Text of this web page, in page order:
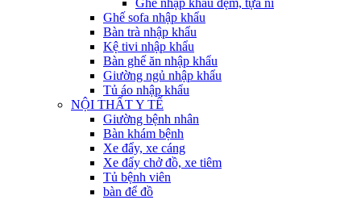
Ghế nhập khẩu đệm, tựa nỉ
Ghế sofa nhập khẩu
Bàn trà nhập khẩu
Kệ tivi nhập khẩu
Bàn ghế ăn nhập khẩu
Giường ngủ nhập khẩu
Tủ áo nhập khẩu
NỘI THẤT Y TẾ
Giường bệnh nhân
Bàn khám bệnh
Xe đẩy, xe cáng
Xe đẩy chở đồ, xe tiêm
Tủ bệnh viên
bàn để đồ